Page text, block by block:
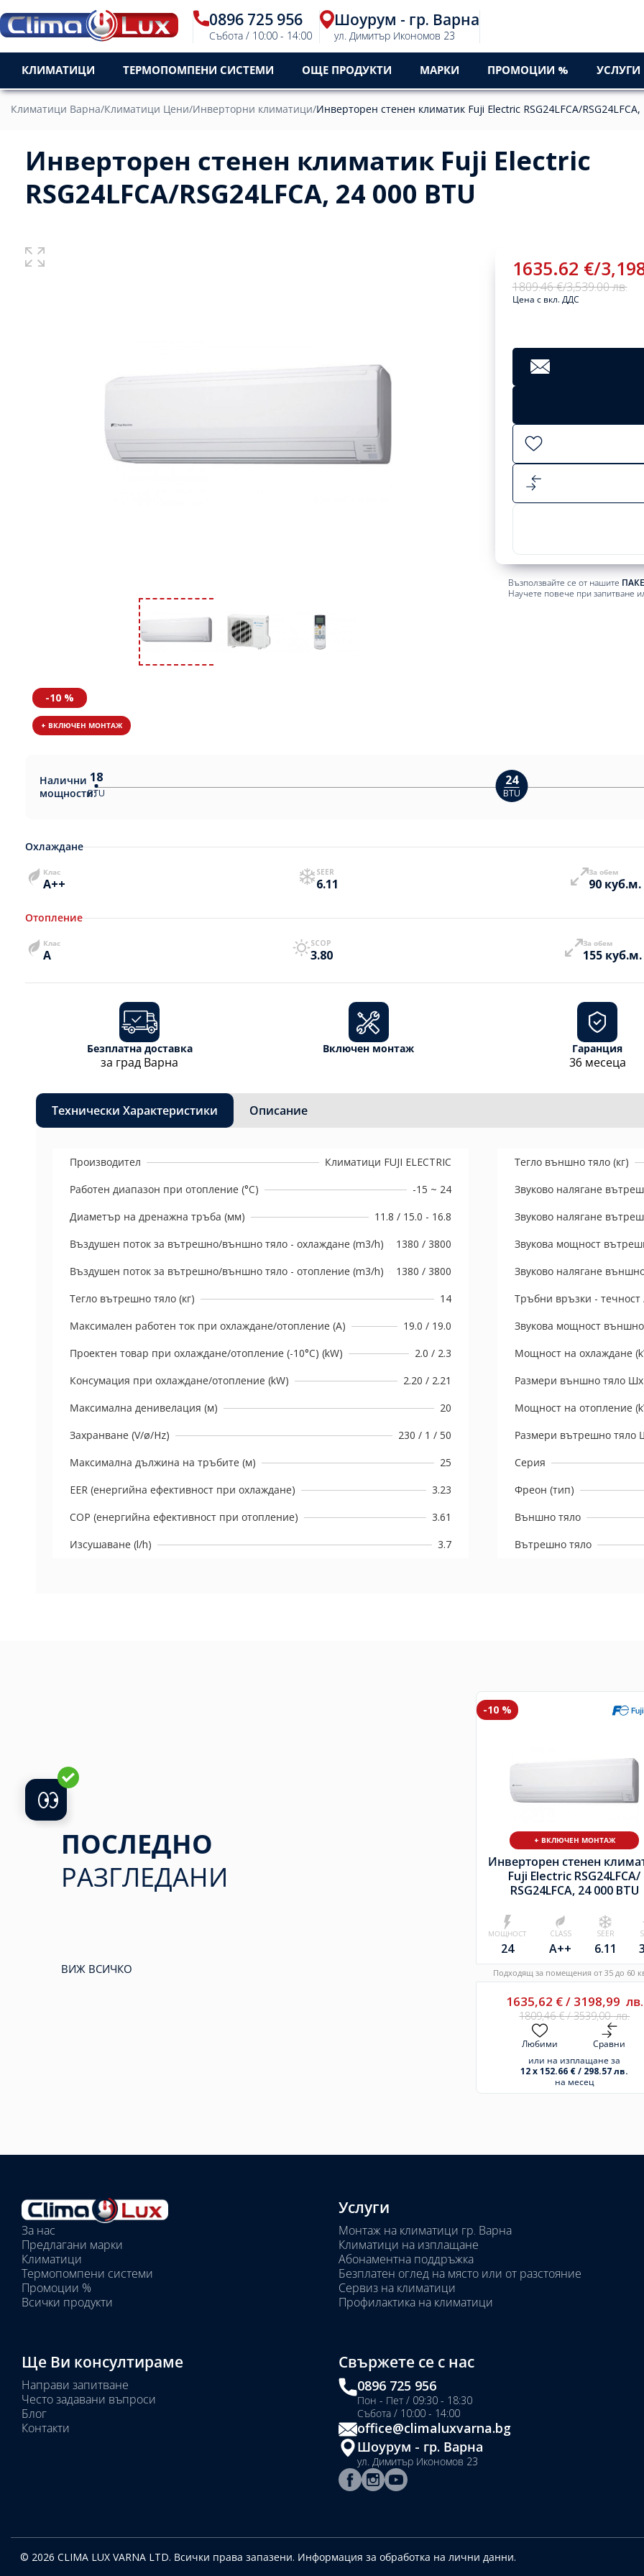
0896 725 956
Събота / 10:00 - 14:00
Шоурум - гр. Варна
ул. Димитър Икономов 23
КЛИМАТИЦИ ТЕРМОПОМПЕНИ СИСТЕМИ ОЩЕ ПРОДУКТИ МАРКИ ПРОМОЦИИ % УСЛУГИ
Климатици Варна/Климатици Цени/Инверторни климатици/Инверторен стенен климатик Fuji Electric RSG24LFCA/
Инверторен стенен климатик Fuji Electric
RSG24LFCA/RSG24LFCA, 24 000 BTU
1635.62 €/
1809.46 €/3,539.00 лв.
Цена с вкл. ДДС
Възползвайте се от нашите
Научете повече при запитване
-10 %
+ ВКЛЮЧЕН МОНТАЖ
Налични
мощности:
18
BTU
24
BTU
Охлаждане
Клас
A++
SEER
6.11
За обем
90 куб.м.
Отопление
Клас
A
SCOP
3.80
За обем
155 куб.м.
Безплатна доставка
за град Варна
Включен монтаж Гаранция
36 месеца
Технически Характеристики Описание
Производител
Климатици FUJI ELECTRIC
Работен диапазон при отопление (°C)
-15 ~ 24
Диаметър на дренажна тръба (мм)
11.8 / 15.0 - 16.8
Въздушен поток за вътрешно/външно тяло - охлаждане (m3/h)
1380 / 3800
Въздушен поток за вътрешно/външно тяло - отопление (m3/h)
1380 / 3800
Тегло вътрешно тяло (кг)
14
Максимален работен ток при охлаждане/отопление (A)
19.0 / 19.0
Проектен товар при охлаждане/отопление (-10°C) (kW)
2.0 / 2.3
Консумация при охлаждане/отоплениe (kW)
2.20 / 2.21
Максимална денивелация (м)
20
Захранване (V/ø/Hz)
230 / 1 / 50
Максимална дължина на тръбите (м)
25
EER (енергийна ефективност при охлаждане)
3.23
COP (енергийна ефективност при отопление)
3.61
Изсушаване (l/h)
3.7
Тегло външно тяло (кг)
Звуково налягане
Звуково налягане
Звукова мощност
Звуково налягане
Тръбни връзки - течност
Звукова мощност
Мощност на охлаждане
Размери външно тяло
Мощност на отопление
Размери вътрешно тяло
Серия
Фреон (тип)
Външно тяло
Вътрешно тяло
ПОСЛЕДНО
РАЗГЛЕДАНИ
ВИЖ ВСИЧКО
-10 %
+ ВКЛЮЧЕН МОНТАЖ
Инверторен стенен
Fuji Electric RSG24LFCA/
RSG24LFCA, 24 000 BTU
МОЩНОСТ
24
CLASS
A++
SEER
6.11
Подходящ за помещения от 35 до 60
1635,62 €/ 3198,99 лв.
1809,46€/3539,00лв.
Любими
Сравни
или на изплащане за
12 x 152.66 € / 298.57 лв.
на месец
Избрани
вътрешни
тела:
Избрано
тяло:
За нас
Предлагани марки
Климатици
Термопомпени системи
Промоции %
Всички продукти
Услуги
Монтаж на климатици гр. Варна
Климатици на изплащане
Абонаментна поддръжка
Безплатен оглед на място или от разстояние
Сервиз на климатици
Профилактика на климатици
Ще Ви консултираме
Направи запитване
Често задавани въпроси
Блог
Контакти
Свържете се с нас
0896 725 956
Пон - Пет / 09:30 - 18:30
Събота / 10:00 - 14:00
office@climaluxvarna.bg
Шоурум - гр. Варна
ул. Димитър Икономов 23
© 2026 CLIMA LUX VARNA LTD. Всички права запазени. Информация за обработка на лични данни.